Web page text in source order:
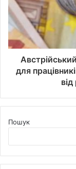
для
Пошук